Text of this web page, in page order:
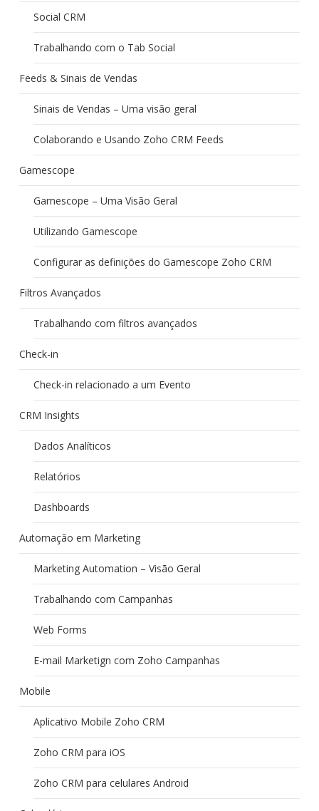
Social CRM
Trabalhando com o Tab Social
Feeds & Sinais de Vendas
Sinais de Vendas – Uma visão geral
Colaborando e Usando Zoho CRM Feeds
Gamescope
Gamescope – Uma Visão Geral
Utilizando Gamescope
Configurar as definições do Gamescope Zoho CRM
Filtros Avançados
Trabalhando com filtros avançados
Check-in
Check-in relacionado a um Evento
CRM Insights
Dados Analíticos
Relatórios
Dashboards
Automação em Marketing
Marketing Automation – Visão Geral
Trabalhando com Campanhas
Web Forms
E-mail Marketign com Zoho Campanhas
Mobile
Aplicativo Mobile Zoho CRM
Zoho CRM para iOS
Zoho CRM para celulares Android